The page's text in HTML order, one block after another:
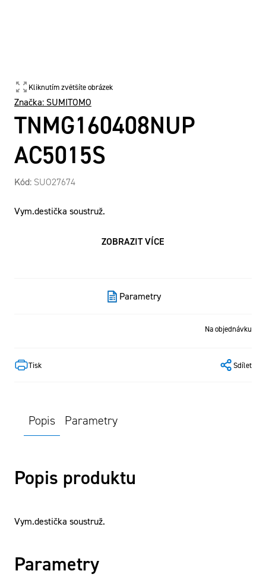
Kliknutím zvětšíte obrázek
TNMG160408NUP
AC5015S
Značka: SUMITOMO
Kód: SUO27674
Vym.destička soustruž.
ZOBRAZIT VÍCE
Tisk Sdílet
Na objednávku
Parametry
Popis Parametry
Popis produktu
Vym.destička soustruž.
Parametry